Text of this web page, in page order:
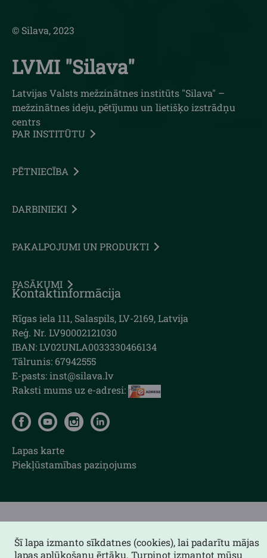
© Silava, 2023
LVMI "Silava"
Latvijas Valsts mežzinātnes institūts "Silava" –
mežzinātnes ideju, pētījumu un lietišķo izstrādņu
centrs
PAR INSTITŪTU
PĒTNIECĪBA
DARBINIEKI
PAKALPOJUMI UN PRODUKTI
PASĀKUMI
Kontaktinformācija
Rīgas iela 111, Salaspils, LV-2169, Latvija
Reģ. Nr. LV90002121030
IBAN: LV02UNLA0033330466134
Tālrunis: 67942555
E-pasts: inst@silava.lv
Raksti mums uz e-adresi:
Lapas karte
Piekļūstamības paziņojums
Šī lapa izmanto sīkdatnes (cookies), lai padarītu mājas
lapas aplūkošanu ērtāku. Turpinot izmantot mūsu